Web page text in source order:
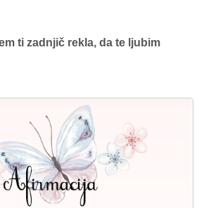
ti zadnjič rekla, da te ljubim